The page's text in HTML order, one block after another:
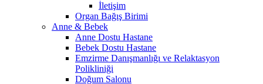
İletişim
Organ Bağış Birimi
Anne & Bebek
Anne Dostu Hastane
Bebek Dostu Hastane
Emzirme Danışmanlığı ve Relaktasyon
Polikliniği
Doğum Salonu